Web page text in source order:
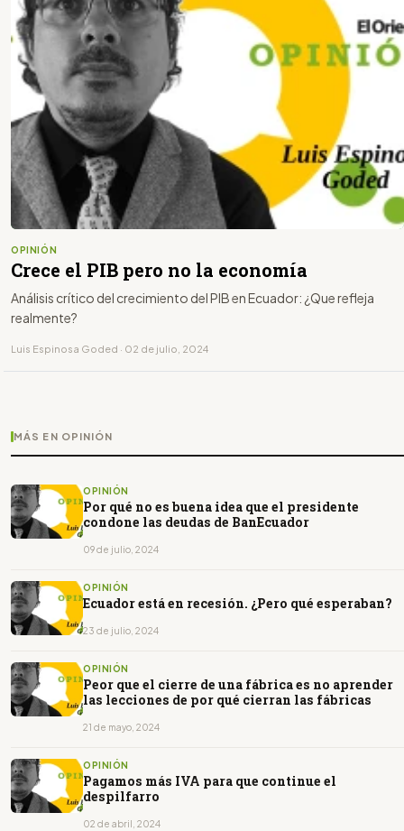
OPINIÓN
Crece el PIB pero no la economía
Análisis crítico del crecimiento del PIB en Ecuador: ¿Que refleja
realmente?
Luis Espinosa Goded · 02 de julio, 2024
MÁS EN OPINIÓN
OPINIÓN
Por qué no es buena idea que el presidente
condone las deudas de BanEcuador
09 de julio, 2024
OPINIÓN
Ecuador está en recesión. ¿Pero qué esperaban?
23 de julio, 2024
OPINIÓN
Peor que el cierre de una fábrica es no aprender
las lecciones de por qué cierran las fábricas
21 de mayo, 2024
OPINIÓN
Pagamos más IVA para que continue el
despilfarro
02 de abril, 2024